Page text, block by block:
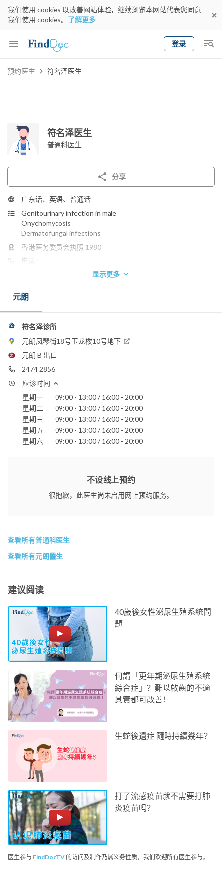
我们使用 cookies 以改善网站体验，继续浏览本网站代表您同意
我们使用 cookies。 了解更多
登录
Keyword
预约医生 符名泽医生
符名泽医生
普通科医生
分享
广东话、英语、普通话
Genitourinary infection in male
Onychomycosis
Dermatofungal infections
香港医务委员会执照 1980
电话：
mingchak123@yahoo.com.hk
博爱医院
屯门医院
显示更多
元朗
符名泽诊所
元朗凤琴街18号玉龙楼10号地下
元朗 B 出口
2474 2856
应诊时间
星期一
09:00 - 13:00 / 16:00 - 20:00
星期二
09:00 - 13:00 / 16:00 - 20:00
星期三
09:00 - 13:00 / 16:00 - 20:00
星期五
09:00 - 13:00 / 16:00 - 20:00
星期六
09:00 - 13:00 / 16:00 - 20:00
不设线上预约
很抱歉，此医生尚未启用网上预约服务。
查看所有普通科医生
查看所有元朗醫生
建议阅读
40歲後女性泌尿生殖系統問
題
何謂「更年期泌尿生殖系統
綜合症」？難以啟齒的不適
其實都可改善！
生蛇後遺症 隨時持續幾年？
打了流感疫苗就不需要打肺
炎疫苗吗？
医生参与 FindDocTV 的访问及制作乃属义务性质，我们欢迎所有医生参与。